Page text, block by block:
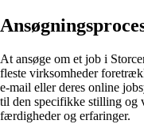
At ansøge om et job i
fleste virksomheder
e-mail eller deres online
til den specifikke stilling og
færdigheder og erfaringer.